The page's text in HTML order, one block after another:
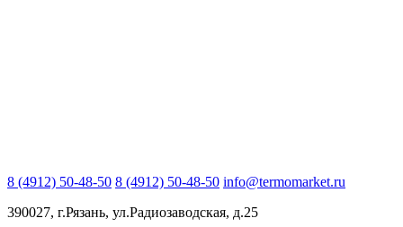
8 (4912) 50-48-50 8 (4912) 50-48-50 info@termomarket.ru
390027, г.Рязань, ул.Радиозаводская, д.25